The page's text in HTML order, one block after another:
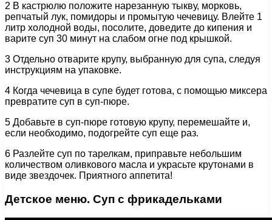
2 В кастрюлю положите нарезанную тыкву, морковь,
репчатый лук, помидоры и промытую чечевицу. Влейте 1
литр холодной воды, посолите, доведите до кипения и
варите суп 30 минут на слабом огне под крышкой.
3 Отдельно отварите крупу, выбранную для супа, следуя
инструкциям на упаковке.
4 Когда чечевица в супе будет готова, с помощью миксера
превратите суп в суп-пюре.
5 Добавьте в суп-пюре готовую крупу, перемешайте и,
если необходимо, подогрейте суп еще раз.
6 Разлейте суп по тарелкам, приправьте небольшим
количеством оливкового масла и украсьте крутонами в
виде звездочек. Приятного аппетита!
Детское меню. Суп с фрикадельками